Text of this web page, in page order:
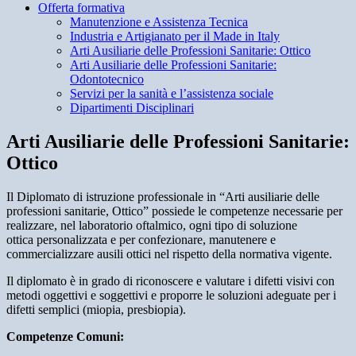
Offerta formativa
Manutenzione e Assistenza Tecnica
Industria e Artigianato per il Made in Italy
Arti Ausiliarie delle Professioni Sanitarie: Ottico
Arti Ausiliarie delle Professioni Sanitarie:
Odontotecnico
Servizi per la sanità e l’assistenza sociale
Dipartimenti Disciplinari
Arti Ausiliarie delle Professioni Sanitarie:
Ottico
Il Diplomato di istruzione professionale in “Arti ausiliarie delle
professioni sanitarie, Ottico” possiede le competenze necessarie per
realizzare, nel laboratorio oftalmico, ogni tipo di soluzione
ottica personalizzata e per confezionare, manutenere e
commercializzare ausili ottici nel rispetto della normativa vigente.
Il diplomato è in grado di riconoscere e valutare i difetti visivi con
metodi oggettivi e soggettivi e proporre le soluzioni adeguate per i
difetti semplici (miopia, presbiopia).
Competenze Comuni: